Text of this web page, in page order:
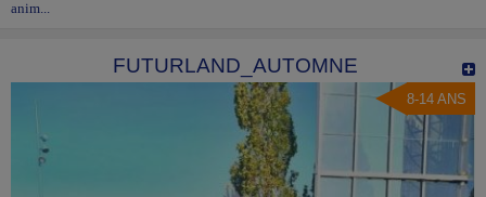
anim...
FUTURLAND_AUTOMNE
8-14 ANS